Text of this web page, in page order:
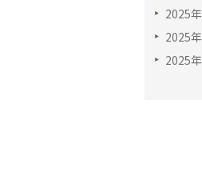
2025
2025
2025